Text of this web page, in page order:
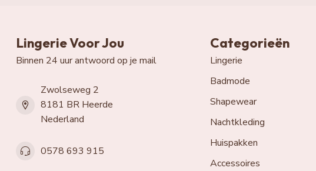
Lingerie Voor Jou
Binnen 24 uur antwoord op je mail
Zwolseweg 2
8181 BR Heerde
Nederland
0578 693 915
Categorieën
Lingerie
Badmode
Shapewear
Nachtkleding
Huispakken
Accessoires